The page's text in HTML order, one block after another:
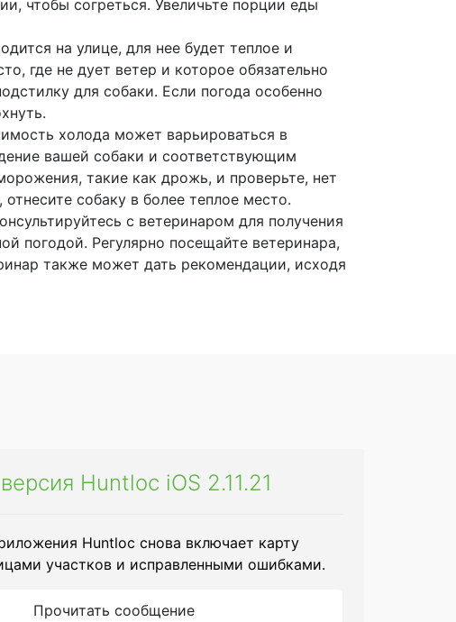
чтобы согреться. Увеличьте порции еды
на улице, для нее будет теплое и
где не дует ветер и которое обязательно
для собаки. Если погода особенно
холода может варьироваться в
вашей собаки и соответствующим
такие как дрожь, и проверьте, нет
собаку в более теплое место.
с ветеринаром для получения
погодой. Регулярно посещайте ветеринара,
также может дать рекомендации, исходя
Huntloc iOS 2.11.21
Huntloc снова включает карту
участков и исправленными ошибками.
Прочитать сообщение